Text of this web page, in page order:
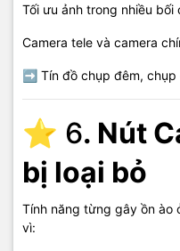
Tối ưu ảnh trong nhiều bối
Camera tele và camera
➡ Tín đồ chụp đêm, chụp
⭐ 6. Nút
bị loại bỏ
Tính năng từng gây ồn ào
vì: